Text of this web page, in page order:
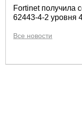
Fortinet получила
62443-4-2 уровня
Все новости